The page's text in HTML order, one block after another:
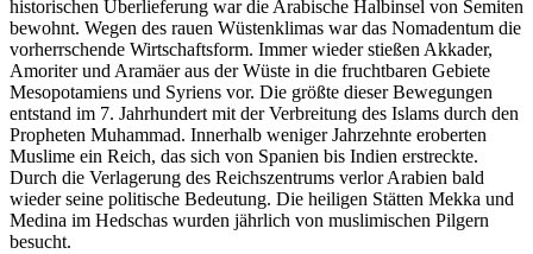
historischen Überlieferung war die Arabische Halbinsel von Semiten
bewohnt. Wegen des rauen Wüstenklimas war das Nomadentum die
vorherrschende Wirtschaftsform. Immer wieder stießen Akkader,
Amoriter und Aramäer aus der Wüste in die fruchtbaren Gebiete
Mesopotamiens und Syriens vor. Die größte dieser Bewegungen
entstand im 7. Jahrhundert mit der Verbreitung des Islams durch den
Propheten Muhammad. Innerhalb weniger Jahrzehnte eroberten
Muslime ein Reich, das sich von Spanien bis Indien erstreckte.
Durch die Verlagerung des Reichszentrums verlor Arabien bald
wieder seine politische Bedeutung. Die heiligen Stätten Mekka und
Medina im Hedschas wurden jährlich von muslimischen Pilgern
besucht.